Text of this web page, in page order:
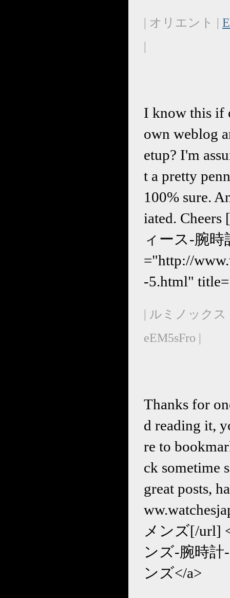
| オリエント |
|
I know this if
own weblog
etup? I'm
t a pretty
100% sure.
iated.
ィース-腕
="http://
-5.html"
| ルミノック
eEM5sFro |
Thanks for
d reading it,
re to
ck sometime
great posts,
メンズ[/url]
ンズ-腕時計
ンズ</a>